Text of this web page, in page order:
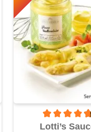
von 5 von 5 Sternen
Lotti’s